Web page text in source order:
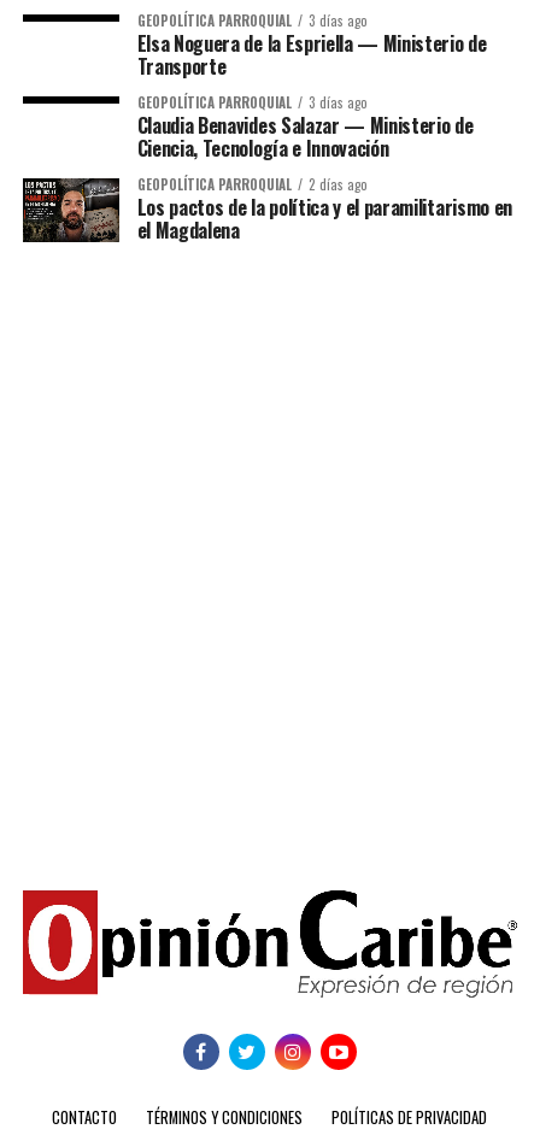
GEOPOLÍTICA PARROQUIAL 3 días ago
Elsa Noguera de la Espriella — Ministerio de
Transporte
GEOPOLÍTICA PARROQUIAL 3 días ago
Claudia Benavides Salazar — Ministerio de
Ciencia, Tecnología e Innovación
GEOPOLÍTICA PARROQUIAL 2 días ago
Los pactos de la política y el paramilitarismo en
el Magdalena
CONTACTO TÉRMINOS Y CONDICIONES
POLÍTICAS DE PRIVACIDAD